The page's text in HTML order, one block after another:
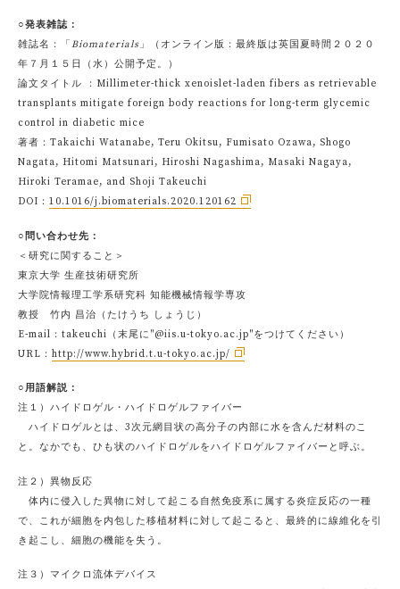
○発表雑誌：
雑誌名：「 Biomaterials」（オンライン版：最終版は英国夏時間２０２０
年７月１５日（水）公開予定。）
論文タイトル ：Millimeter-thick xenoislet-laden fibers as retrievable
transplants mitigate foreign body reactions for long-term glycemic
control in diabetic mice
著者：Takaichi Watanabe, Teru Okitsu, Fumisato Ozawa, Shogo
Nagata, Hitomi Matsunari, Hiroshi Nagashima, Masaki Nagaya,
Hiroki Teramae, and Shoji Takeuchi
DOI： 10.1016/j.biomaterials.2020.120162
○問い合わせ先：
＜研究に関すること＞
東京大学 生産技術研究所
大学院情報理工学系研究科 知能機械情報学専攻
教授 竹内 昌治（たけうち しょうじ）
E-mail：takeuchi（末尾に"@iis.u-tokyo.ac.jp"をつけてください）
URL： http://www.hybrid.t.u-tokyo.ac.jp/
○用語解説：
注１）ハイドロゲル・ハイドロゲルファイバー
ハイドロゲルとは、3次元網目状の高分子の内部に水を含んだ材料のこ
と。なかでも、ひも状のハイドロゲルをハイドロゲルファイバーと呼ぶ。
注２）異物反応
体内に侵入した異物に対して起こる自然免疫系に属する炎症反応の一種
で、これが細胞を内包した移植材料に対して起こると、最終的に線維化を引
き起こし、細胞の機能を失う。
注３）マイクロ流体デバイス